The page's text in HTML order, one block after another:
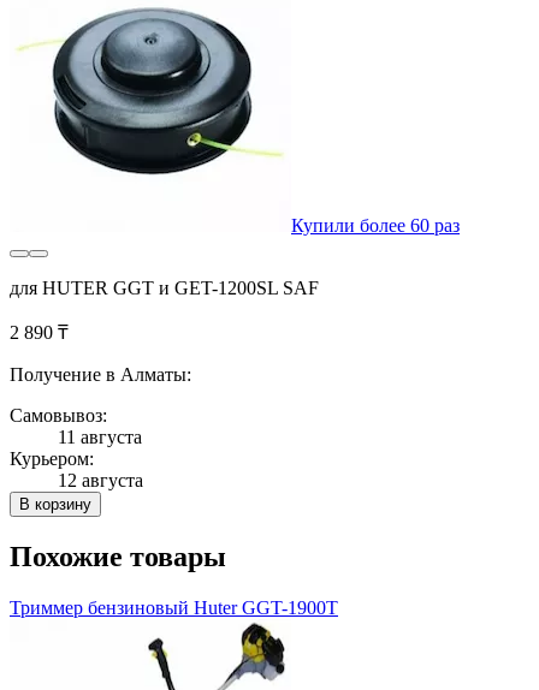
Купили более 60 раз
для HUTER GGT и GET-1200SL SAF
2 890 ₸
Получение в Алматы:
Самовывоз:
11 августа
Курьером:
12 августа
В корзину
Похожие товары
Триммер бензиновый Huter GGT-1900T